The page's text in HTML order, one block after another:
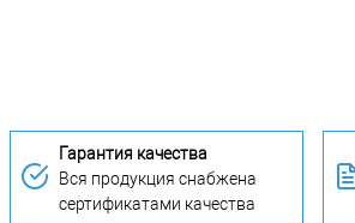
Гарантия качества
Вся продукция снабжена
сертификатами качества